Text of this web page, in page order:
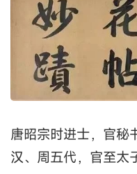
唐昭宗时进士，官秘
汉、周五代，官至太